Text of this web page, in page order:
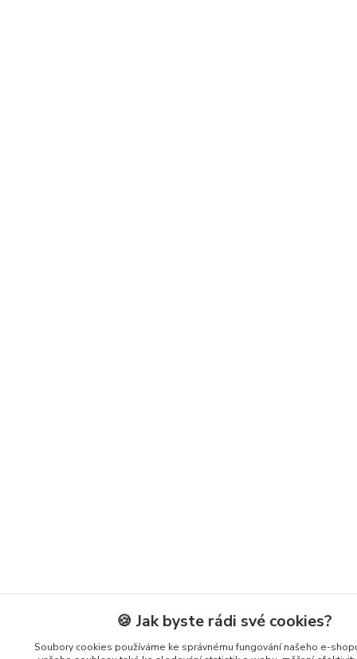
🍪 Jak byste rádi své cookies?
Soubory cookies používáme ke správnému fungování našeho e-